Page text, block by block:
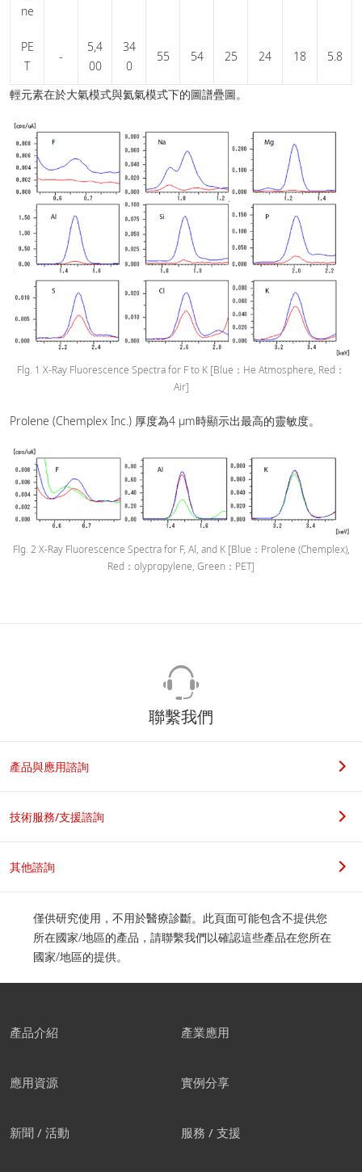
ne
PE
T
-
5,4
00
34
0
55 54 25 24 18 5.8
輕元素在於大氣模式與氦氣模式下的圖譜疊圖。
Flg. 1 X-Ray Fluorescence Spectra for F to K [Blue：He Atmosphere, Red：
Air]
Prolene (Chemplex Inc.) 厚度為4 μm時顯示出最高的靈敏度。
Flg. 2 X-Ray Fluorescence Spectra for F, Al, and K [Blue：Prolene (Chemplex),
Red：olypropylene, Green：PET]
聯繫我們
產品與應用諮詢
技術服務/支援諮詢
其他諮詢
僅供研究使用，不用於醫療診斷。此頁面可能包含不提供您
所在國家/地區的產品，請聯繫我們以確認這些產品在您所在
國家/地區的提供。
產品介紹 產業應用
應用資源 實例分享
新聞 / 活動 服務 / 支援